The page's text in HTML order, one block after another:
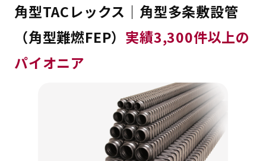
電設資材：トンネル 商品一覧
角型TACレックス｜角型多条敷設管
（角型難燃FEP） 実績3,300件以上の
パイオニア